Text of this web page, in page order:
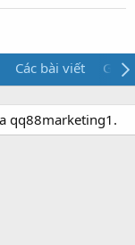
Các bài viết Giới
qq88marketing1.